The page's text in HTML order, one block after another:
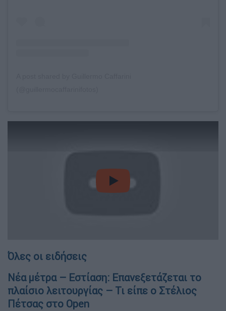
video
Όλες οι ειδήσεις
Νέα μέτρα – Εστίαση: Επανεξετάζεται το
πλαίσιο λειτουργίας – Τι είπε ο Στέλιος
Πέτσας στο Open